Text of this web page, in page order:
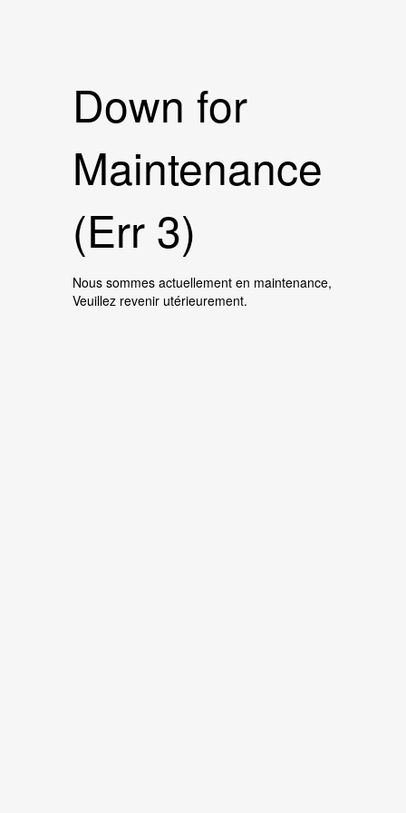
Down for
Maintenance
(Err 3)
Nous sommes actuellement en maintenance,
Veuillez revenir utérieurement.